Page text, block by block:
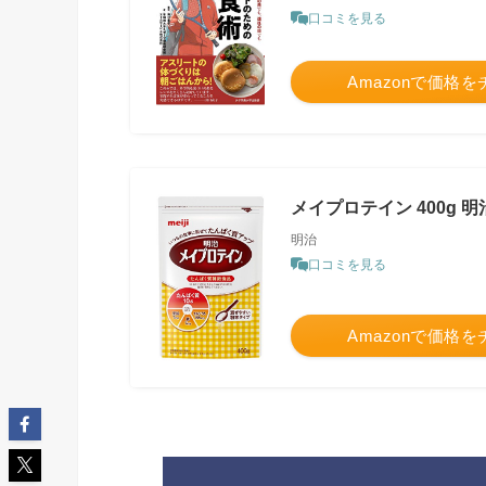
口コミを見る
Amazonで価格を
メイプロテイン 400g
明治
口コミを見る
Amazonで価格を